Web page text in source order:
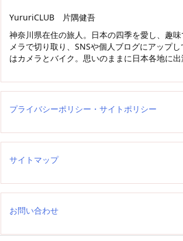
YururiCLUB 片隅健吾
神奈川県在住の旅人。日本の四季を愛し、趣
メラで切り取り、SNSや個人ブログにアップ
はカメラとバイク。思いのままに日本各地に出
プライバシーポリシー・サイトポリシー
サイトマップ
お問い合わせ